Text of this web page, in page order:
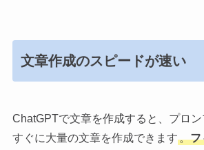
文章作成のスピードが速い
ChatGPTで文章を作成すると、プロ
すぐに大量の文章を作成できます。フ